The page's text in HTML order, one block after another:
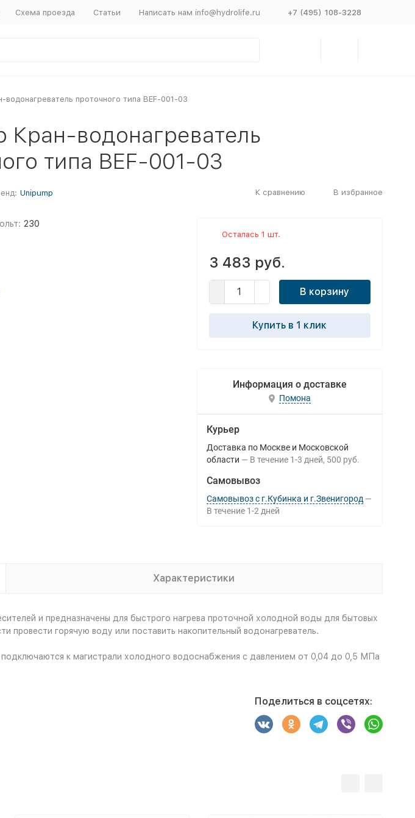
Схема проезда Статьи Написать нам info@hydrolife.ru +7 (495) 108-3228
водонагреватель проточного типа BEF-001-03
Кран-водонагреватель
типа BEF-001-03
Unipump К сравнению В избранное
230
Осталась 1 шт.
3 483 руб.
В корзину
Купить в 1 клик
Информация о доставке
Помона
Курьер
Доставка по Москве и Московской
области
В течение 1-3 дней 500 руб.
Самовывоз
Самовывоз с г.Кубинка и г.Звенигород
В течение 1-2 дней
Характеристики
и предназначены для быстрого нагрева проточной холодной воды для бытовых
горячую воду или поставить накопительный водонагреватель.
к магистрали холодного водоснабжения с давлением от 0,04 до 0,5 МПа
Поделиться в соцсетях: